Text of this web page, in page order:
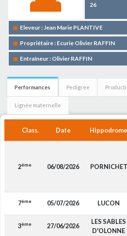
26
Eleveur : Jean Marie PLANTIVE
Propriétaire : Ecurie Olivier RAFFIN
Entraîneur : Olivier RAFFIN
Performances Pedigree
Lignée maternelle
Class. Date Hippodrome
2ème 06/08/2026 PORNICHET
7ème 05/07/2026 LUCON
3ème 27/06/2026
LES SABLES
D'OLONNE